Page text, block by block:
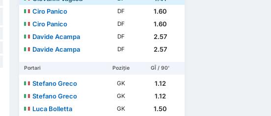
Ciro Panico
DF
1.60
Ciro Panico
DF
1.60
Davide Acampa
DF
2.57
Davide Acampa
DF 2.57
Portari Poziție GÎ / 90'
Stefano Greco GK
1.12
Stefano Greco
GK
1.12
Luca Bolletta
GK
1.50